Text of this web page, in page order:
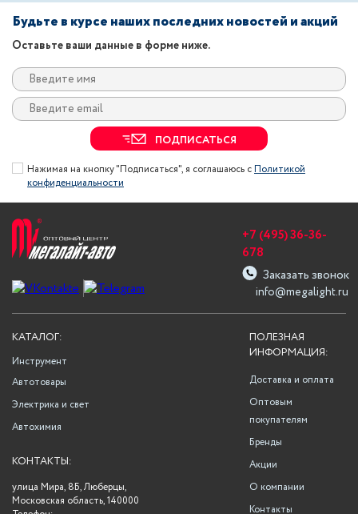
Будьте в курсе наших последних новостей и акций
Оставьте ваши данные в форме ниже.
ПОДПИСАТЬСЯ
Нажимая на кнопку "Подписаться", я соглашаюсь сПолитикой
конфиденциальности
info@megalight.ru
+7 (495) 36-36-
678
Заказать звонок
ПОЛЕЗНАЯ
ИНФОРМАЦИЯ:
Доставка и оплата
Оптовым
покупателям
Бренды
Акции
О компании
Контакты
КАТАЛОГ:
Инструмент
Автотовары
Электрика и свет
Автохимия
КОНТАКТЫ:
улица Мира, 8Б, Люберцы,
Московская область, 140000